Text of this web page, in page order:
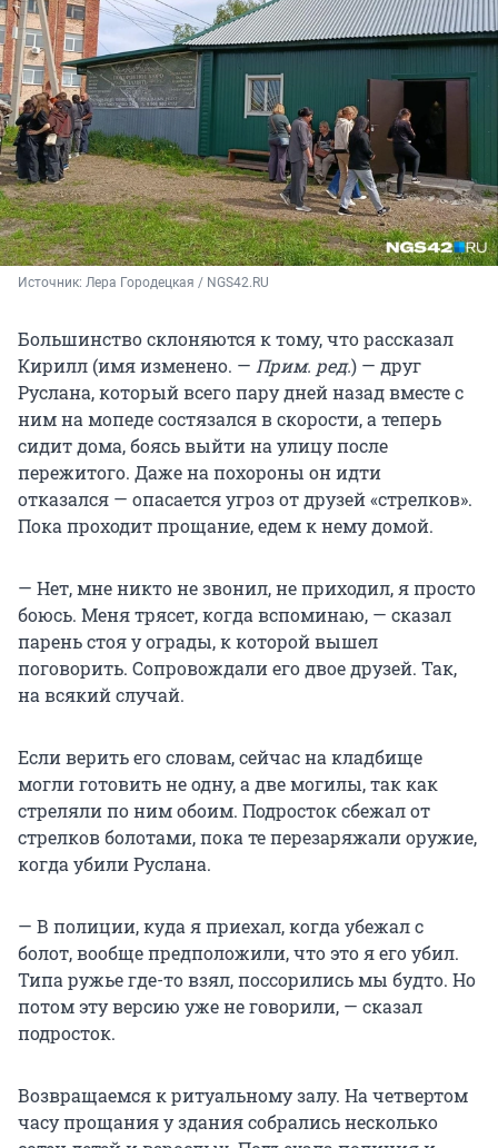
Источник: Лера Городецкая / NGS42.RU
Большинство склоняются к тому, что рассказал
Кирилл (имя изменено. — Прим. ред.) — друг
Руслана, который всего пару дней назад вместе с
ним на мопеде состязался в скорости, а теперь
сидит дома, боясь выйти на улицу после
пережитого. Даже на похороны он идти
отказался — опасается угроз от друзей «стрелков».
Пока проходит прощание, едем к нему домой.
— Нет, мне никто не звонил, не приходил, я просто
боюсь. Меня трясет, когда вспоминаю, — сказал
парень стоя у ограды, к которой вышел
поговорить. Сопровождали его двое друзей. Так,
на всякий случай.
Если верить его словам, сейчас на кладбище
могли готовить не одну, а две могилы, так как
стреляли по ним обоим. Подросток сбежал от
стрелков болотами, пока те перезаряжали оружие,
когда убили Руслана.
— В полиции, куда я приехал, когда убежал с
болот, вообще предположили, что это я его убил.
Типа ружье где-то взял, поссорились мы будто. Но
потом эту версию уже не говорили, — сказал
подросток.
Возвращаемся к ритуальному залу. На четвертом
часу прощания у здания собрались несколько